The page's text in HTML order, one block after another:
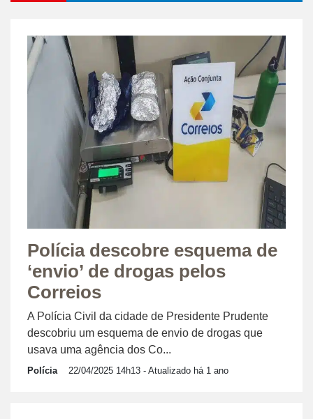
Polícia descobre esquema de
‘envio’ de drogas pelos
Correios
A Polícia Civil da cidade de Presidente Prudente
descobriu um esquema de envio de drogas que
usava uma agência dos Co...
Polícia 22/04/2025 14h13 - Atualizado há 1 ano